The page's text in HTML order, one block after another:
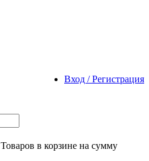
Вход / Регистрация
Товаров в корзине на сумму